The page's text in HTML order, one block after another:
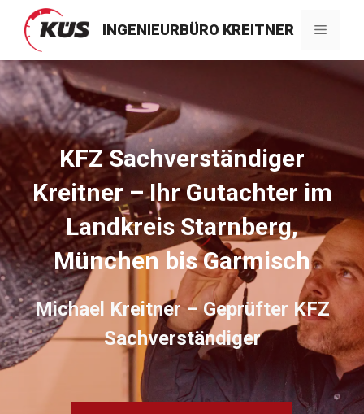
Inhalt
springen
INGENIEURBÜRO KREITNER Menü
KFZ Sachverständiger
Kreitner – Ihr Gutachter im
Landkreis Starnberg,
München bis Garmisch
Michael Kreitner – Geprüfter KFZ
Sachverständiger